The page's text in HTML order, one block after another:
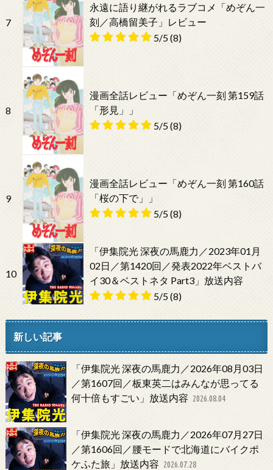
7
永遠に語り継がれるラブコメ「めぞん一
刻／高橋留美子」レビュー
5/5(8)
8
漫画全話レビュー「めぞん一刻 第159話
「形見」」
5/5(8)
9
漫画全話レビュー「めぞん一刻 第160話
「桜の下で」」
5/5(8)
10
「伊集院光 深夜の馬鹿力／2023年01月
02日／第1420回／発表2022年ベストバ
イ30＆ベストネタ Part3」放送内容
5/5(8)
新しい記事
「伊集院光 深夜の馬鹿力／2026年08月03日
／第1607回／板東英二はみんなが思ってる
何十倍もすごい」放送内容 2026.08.04
「伊集院光 深夜の馬鹿力／2026年07月27日
／第1606回／腰モードで北海道にバイクポ
ケふた旅」放送内容 2026.07.28